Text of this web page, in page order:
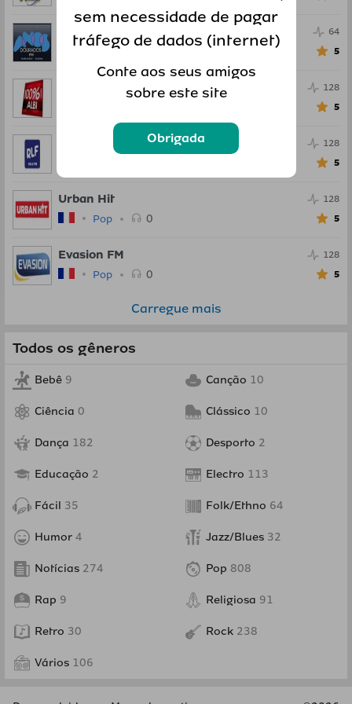
Anos Dourados FM
Pop
64
5
100percent Radio
128
5
128
5
Urban Hit
Pop 0
128
5
Evasion FM
Pop 0
128
5
Carregue mais
Todos os gêneros
Bebê 9 Canção 10
Ciência 0 Clássico 10
Dança 182 Desporto 2
Educação 2 Electro 113
Fácil 35 Folk/Ethno 64
Humor 4 Jazz/Blues 32
Notícias 274 Pop 808
Rap 9 Religiosa 91
Retro 30 Rock 238
Vários 106
sem necessidade de pagar
tráfego de dados (internet)
Conte aos seus amigos
sobre este site
Obrigada